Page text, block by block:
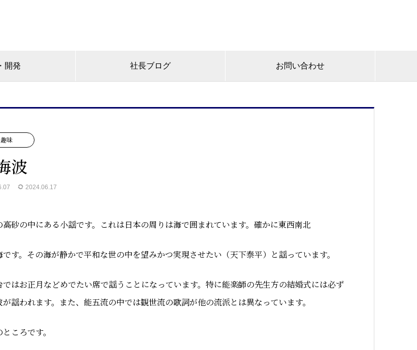
開発 社長ブログ お問い合わせ
趣味
波
2024.06.17
高砂の中にある小謡です。これは日本の周りは海で囲まれています。確かに東西南北
です。その海が静かで平和な世の中を望みかつ実現させたい（天下泰平）と謡っています。
ではお正月などめでたい席で謡うことになっています。特に能楽師の先生方の結婚式には必ず
が謡われます。また、能五流の中では観世流の歌詞が他の流派とは異なっています。
ころです。